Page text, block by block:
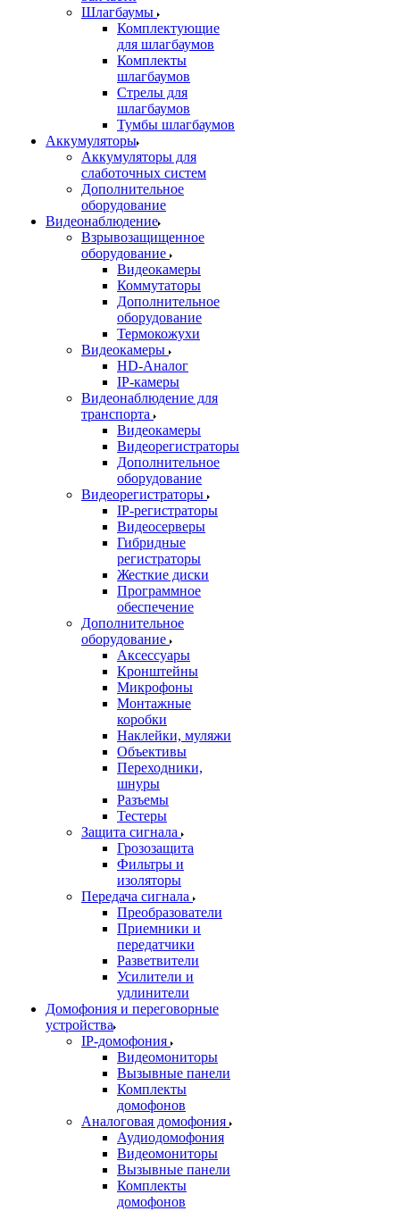
Шлагбаумы
Комплектующие
для шлагбаумов
Комплекты
шлагбаумов
Стрелы для
шлагбаумов
Тумбы шлагбаумов
Аккумуляторы
Аккумуляторы для
слаботочных систем
Дополнительное
оборудование
Видеонаблюдение
Взрывозащищенное
оборудование
Видеокамеры
Коммутаторы
Дополнительное
оборудование
Термокожухи
Видеокамеры
HD-Аналог
IP-камеры
Видеонаблюдение для
транспорта
Видеокамеры
Видеорегистраторы
Дополнительное
оборудование
Видеорегистраторы
IP-регистраторы
Видеосерверы
Гибридные
регистраторы
Жесткие диски
Программное
обеспечение
Дополнительное
оборудование
Аксессуары
Кронштейны
Микрофоны
Монтажные
коробки
Наклейки, муляжи
Объективы
Переходники,
шнуры
Разъемы
Тестеры
Защита сигнала
Грозозащита
Фильтры и
изоляторы
Передача сигнала
Преобразователи
Приемники и
передатчики
Разветвители
Усилители и
удлинители
Домофония и переговорные
устройства
IP-домофония
Видеомониторы
Вызывные панели
Комплекты
домофонов
Аналоговая домофония
Аудиодомофония
Видеомониторы
Вызывные панели
Комплекты
домофонов